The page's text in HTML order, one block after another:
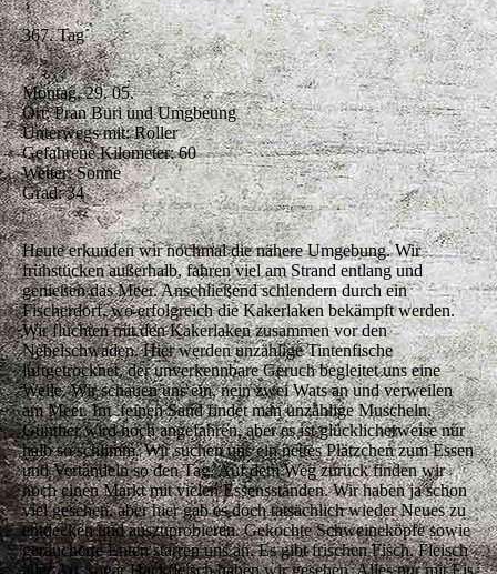
367. Tag
Montag, 29. 05.
Ort: Pran Buri und Umgbeung
Unterwegs mit: Roller
Gefahrene Kilometer: 60
Wetter: Sonne
Grad: 34
Heute erkunden wir nochmal die nähere Umgebung. Wir
frühstücken außerhalb, fahren viel am Strand entlang und
genießen das Meer. Anschließend schlendern durch ein
Fischerdorf, wo erfolgreich die Kakerlaken bekämpft werden.
Wir flüchten mit den Kakerlaken zusammen vor den
Nebelschwaden. Hier werden unzählige Tintenfische
luftgetrocknet, der unverkennbare Geruch begleitet uns eine
Weile. Wir schauen uns ein, nein zwei Wats an und verweilen
am Meer. Im feinen Sand findet man unzählige Muscheln.
Günther wird noch angefahren, aber es ist glücklicherweise nur
halb so schlimm. Wir suchen uns ein nettes Plätzchen zum Essen
und Vertändeln so den Tag. Auf dem Weg zurück finden wir
noch einen Markt mit vielen Essensständen. Wir haben ja schon
viel gesehen, aber hier gab es doch tatsächlich wieder Neues zu
entdecken und auszuprobieren. Gekochte Schweineköpfe sowie
geräucherte Enten starren uns an. Es gibt frischen Fisch, Fleisch
aller Art, sogar Hackfleisch haben wir gesehen. Alles nur mit Eis